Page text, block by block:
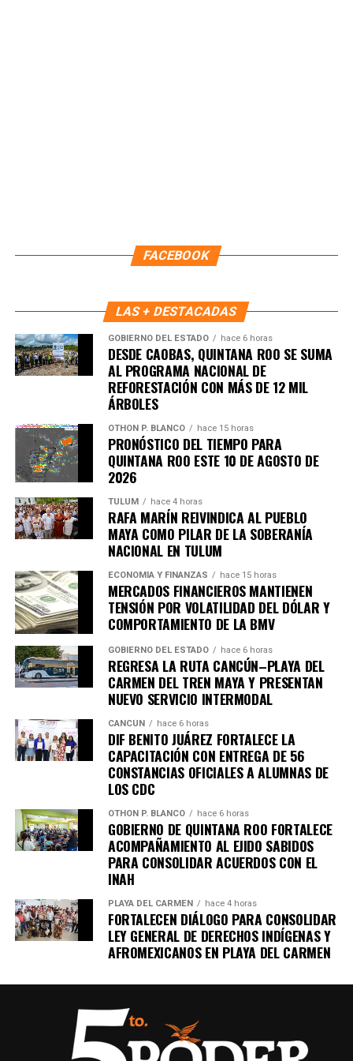
Recibe las noticias al instante
Únete al canal oficial de WhatsApp de
Quinto Podery recibe las noticias más
importantes de Quintana Roo directamente
en tu teléfono.
Unirme al canal de WhatsApp
FACEBOOK
LAS + DESTACADAS
GOBIERNO DEL ESTADO hace 6 horas
DESDE CAOBAS, QUINTANA ROO SE SUMA
AL PROGRAMA NACIONAL DE
REFORESTACIÓN CON MÁS DE 12 MIL
ÁRBOLES
OTHON P. BLANCO hace 15 horas
PRONÓSTICO DEL TIEMPO PARA
QUINTANA ROO ESTE 10 DE AGOSTO DE
2026
TULUM hace 4 horas
RAFA MARÍN REIVINDICA AL PUEBLO
MAYA COMO PILAR DE LA SOBERANÍA
NACIONAL EN TULUM
ECONOMÍA Y FINANZAS hace 15 horas
MERCADOS FINANCIEROS MANTIENEN
TENSIÓN POR VOLATILIDAD DEL DÓLAR Y
COMPORTAMIENTO DE LA BMV
GOBIERNO DEL ESTADO hace 6 horas
REGRESA LA RUTA CANCÚN–PLAYA DEL
CARMEN DEL TREN MAYA Y PRESENTAN
NUEVO SERVICIO INTERMODAL
CANCÚN hace 6 horas
DIF BENITO JUÁREZ FORTALECE LA
CAPACITACIÓN CON ENTREGA DE 56
CONSTANCIAS OFICIALES A ALUMNAS DE
LOS CDC
OTHON P. BLANCO hace 6 horas
GOBIERNO DE QUINTANA ROO FORTALECE
ACOMPAÑAMIENTO AL EJIDO SABIDOS
PARA CONSOLIDAR ACUERDOS CON EL
INAH
PLAYA DEL CARMEN hace 4 horas
FORTALECEN DIÁLOGO PARA CONSOLIDAR
LEY GENERAL DE DERECHOS INDÍGENAS Y
AFROMEXICANOS EN PLAYA DEL CARMEN